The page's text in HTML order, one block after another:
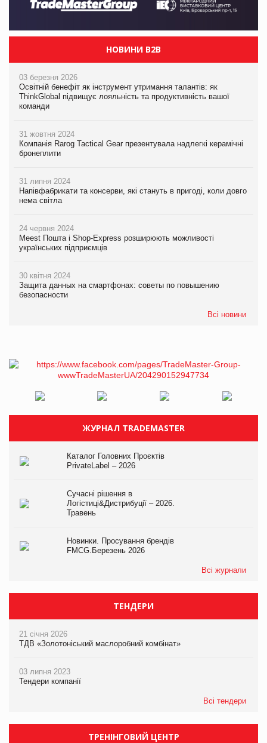
НОВИНИ B2B
03 березня 2026
Освітній бенефіт як інструмент утримання талантів: як
ThinkGlobal підвищує лояльність та продуктивність вашої
команди
31 жовтня 2024
Компанія Rarog Tactical Gear презентувала надлегкі керамічні
бронеплити
31 липня 2024
Напівфабрикати та консерви, які стануть в пригоді, коли довго
нема світла
24 червня 2024
Meest Пошта і Shop-Express розширюють можливості
українських підприємців
30 квітня 2024
Защита данных на смартфонах: советы по повышению
безопасности
Всі новини
ЖУРНАЛ TRADEMASTER
Каталог Головних Проєктів
PrivateLabel – 2026
Сучасні рішення в
Логістиці&Дистрибуції – 2026.
Травень
Новинки. Просування брендів
FMCG.Березень 2026
Всі журнали
ТЕНДЕРИ
21 січня 2026
ТДВ «Золотоніський маслоробний комбінат»
03 липня 2023
Тендери компанії
Всі тендери
ТРЕНІНГОВИЙ ЦЕНТР